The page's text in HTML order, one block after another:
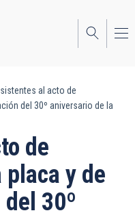
al acto de
del 30º aniversario de la
de
y de
30º